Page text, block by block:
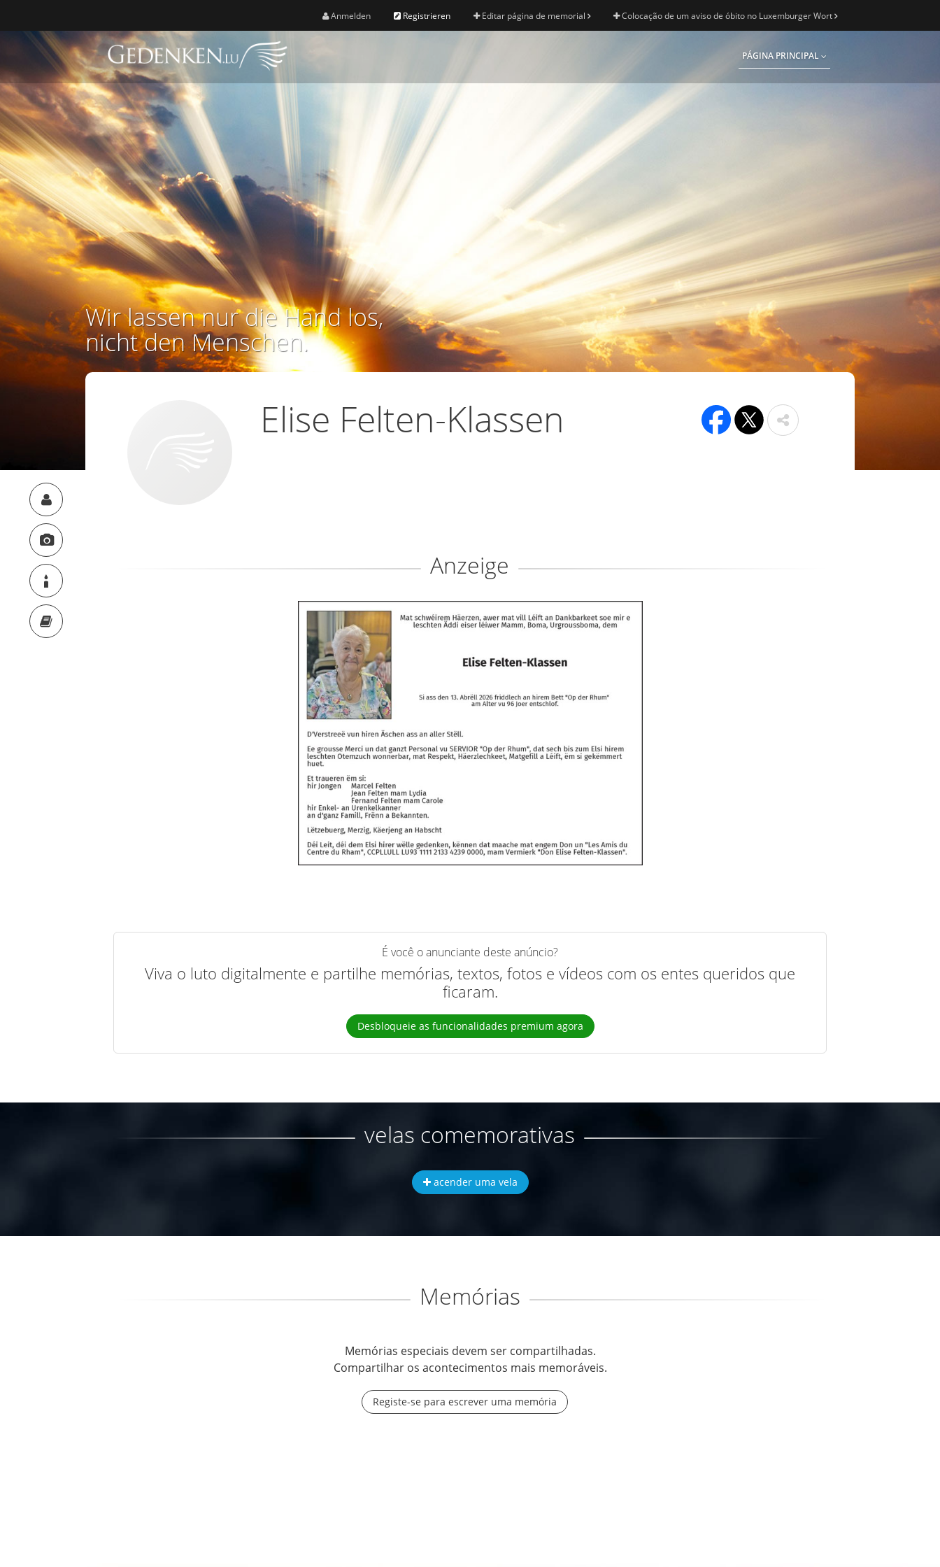
Anmelden Registrieren Editar página de memorial Colocação de um aviso de óbito no Luxemburger Wort
PÁGINA PRINCIPAL
Wir lassen nur die Hand los,
nicht den Menschen.
Elise Felten-Klassen
Anzeige
É você o anunciante deste anúncio?
Viva o luto digitalmente e partilhe memórias, textos, fotos e vídeos com os entes queridos que
ficaram.
Desbloqueie as funcionalidades premium agora
velas comemorativas
acender uma vela
Memórias
Memórias especiais devem ser compartilhadas.
Compartilhar os acontecimentos mais memoráveis.
Registe-se para escrever uma memória